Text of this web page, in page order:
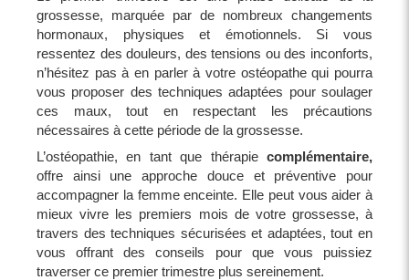
grossesse, marquée par de nombreux changements
hormonaux, physiques et émotionnels. Si vous
ressentez des douleurs, des tensions ou des inconforts,
n’hésitez pas à en parler à votre ostéopathe qui pourra
vous proposer des techniques adaptées pour soulager
ces maux, tout en respectant les précautions
nécessaires à cette période de la grossesse.
L’ostéopathie, en tant que thérapiecomplémentaire,
offre ainsi une approche douce et préventive pour
accompagner la femme enceinte. Elle peut vous aider à
mieux vivre les premiers mois de votre grossesse, à
travers des techniques sécurisées et adaptées, tout en
vous offrant des conseils pour que vous puissiez
traverser ce premier trimestre plus sereinement.